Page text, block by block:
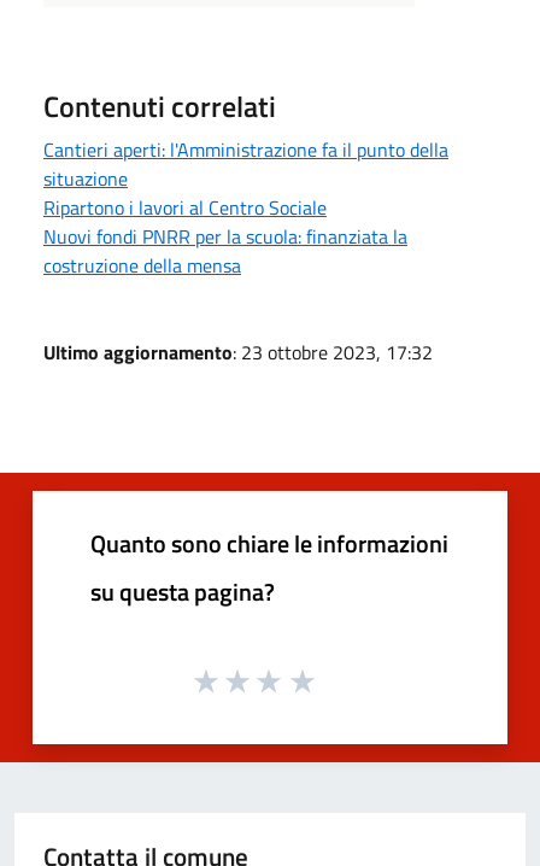
Contenuti correlati
Cantieri aperti: l'Amministrazione fa il punto della
situazione
Ripartono i lavori al Centro Sociale
Nuovi fondi PNRR per la scuola: finanziata la
costruzione della mensa
Ultimo aggiornamento: 23 ottobre 2023, 17:32
Quanto sono chiare le informazioni
su questa pagina?
Contatta il comune